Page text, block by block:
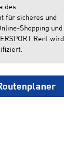
des
für sicheres und
Shopping und
Rent wird